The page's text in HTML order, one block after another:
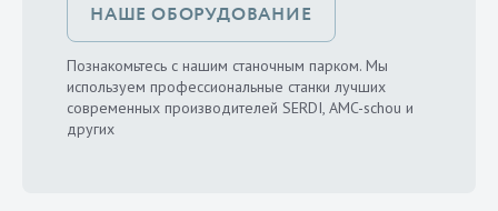
НАШЕ ОБОРУДОВАНИЕ
Познакомьтесь с нашим станочным парком. Мы
используем профессиональные станки лучших
современных производителей SERDI, AMC-schou и
других